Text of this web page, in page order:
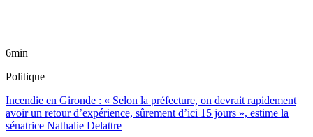
6min
Politique
Incendie en Gironde : « Selon la préfecture, on devrait rapidement
avoir un retour d’expérience, sûrement d’ici 15 jours », estime la
sénatrice Nathalie Delattre